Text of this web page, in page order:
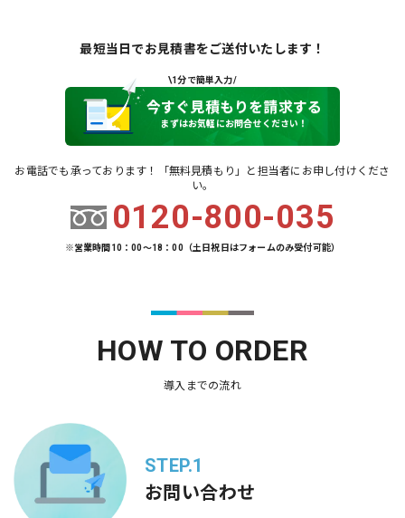
最短当日でお見積書をご送付いたします！
\1分で簡単入力/
今すぐ見積もりを請求する
まずはお気軽にお問合せください！
お電話でも承っております！「無料見積もり」と担当者にお申し付けくださ
い。
0120-800-035
※営業時間10：00～18：00（土日祝日はフォームのみ受付可能）
HOW TO ORDER
導入までの流れ
STEP.1
お問い合わせ